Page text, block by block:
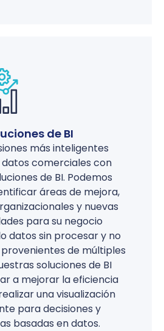
de BI
más inteligentes
datos comerciales con
de BI. Podemos
áreas de mejora,
y nuevas
para su negocio
datos sin procesar y no
de múltiples
soluciones de BI
a mejorar la eficiencia
una visualización
para decisiones y
basadas en datos.